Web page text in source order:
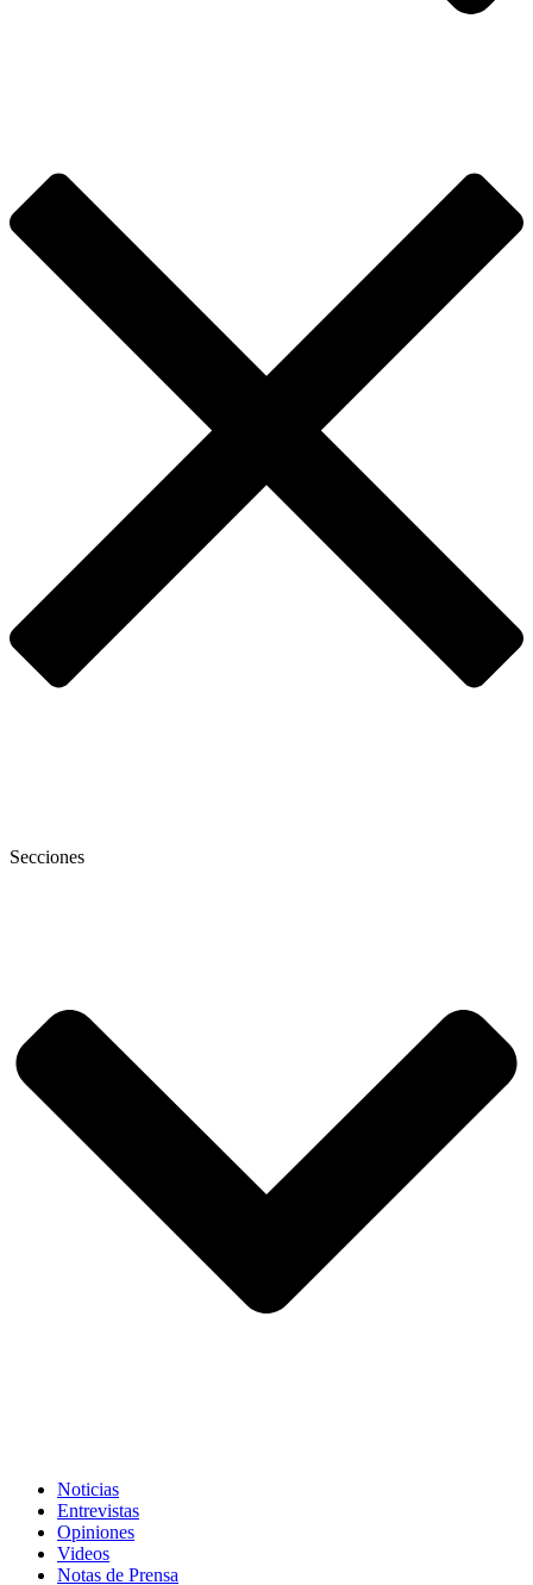
Secciones
Noticias
Entrevistas
Opiniones
Videos
Notas de Prensa